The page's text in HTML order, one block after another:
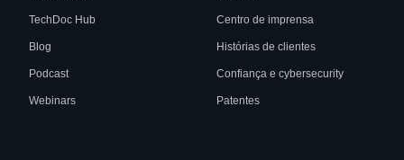
TechDoc Hub
Blog
Podcast
Webinars
Centro de imprensa
Histórias de clientes
Confiança e cybersecurity
Patentes